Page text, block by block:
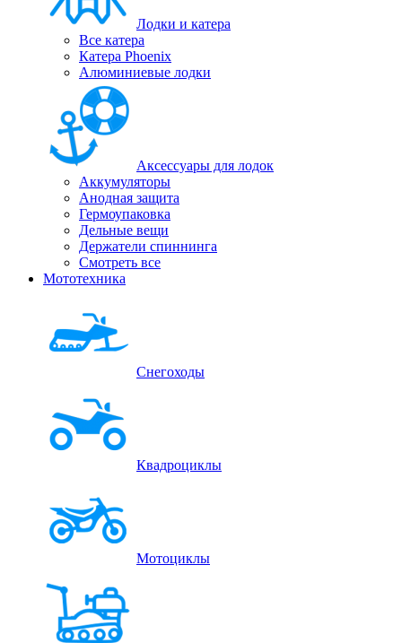
Лодки и катера
Все катера
Катера Phoenix
Алюминиевые лодки
Аксессуары для лодок
Аккумуляторы
Анодная защита
Гермоупаковка
Дельные вещи
Держатели спиннинга
Смотреть все
Мототехника
Снегоходы
Квадроциклы
Мотоциклы